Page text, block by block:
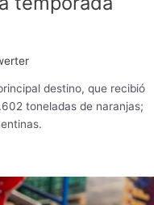
destino, que recibió
toneladas de naranjas;